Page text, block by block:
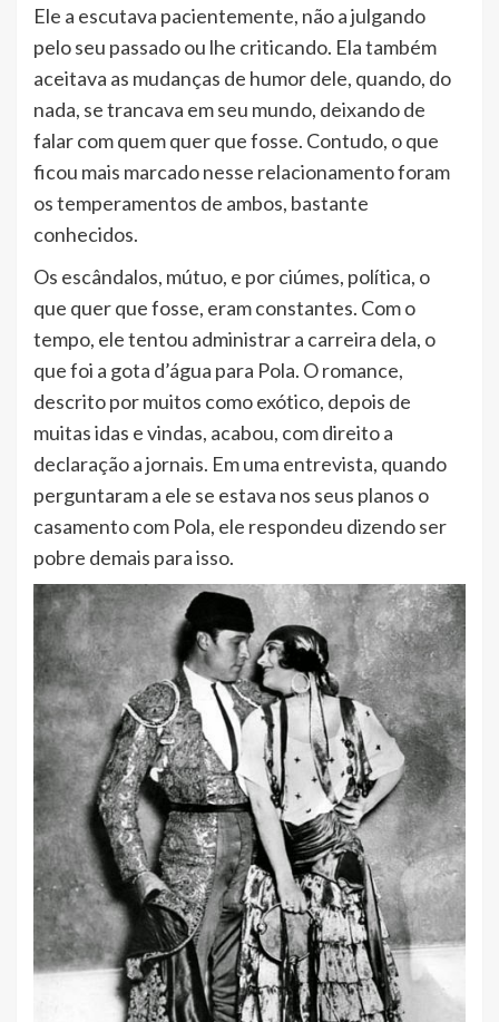
Ele a escutava pacientemente, não a julgando
pelo seu passado ou lhe criticando. Ela também
aceitava as mudanças de humor dele, quando, do
nada, se trancava em seu mundo, deixando de
falar com quem quer que fosse. Contudo, o que
ficou mais marcado nesse relacionamento foram
os temperamentos de ambos, bastante
conhecidos.
Os escândalos, mútuo, e por ciúmes, política, o
que quer que fosse, eram constantes. Com o
tempo, ele tentou administrar a carreira dela, o
que foi a gota d’água para Pola. O romance,
descrito por muitos como exótico, depois de
muitas idas e vindas, acabou, com direito a
declaração a jornais. Em uma entrevista, quando
perguntaram a ele se estava nos seus planos o
casamento com Pola, ele respondeu dizendo ser
pobre demais para isso.